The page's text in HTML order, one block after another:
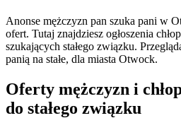
Anonse mężczyzn pan szuka pani w
ofert. Tutaj znajdziesz ogłoszenia
szukających stałego związku.
panią na stałe, dla miasta Otwock.
Oferty mężczyzn i
do stałego związku